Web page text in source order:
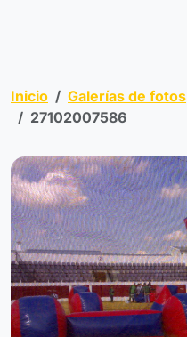
Inicio Galerías de fotos
27102007586